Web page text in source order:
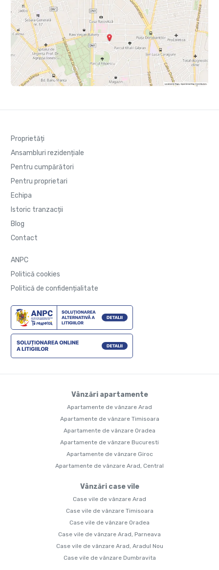
Proprietăți
Ansambluri rezidențiale
Pentru cumpărători
Pentru proprietari
Echipa
Istoric tranzacții
Blog
Contact
ANPC
Politică cookies
Politică de confidențialitate
Vânzări apartamente
Apartamente de vânzare Arad
Apartamente de vânzare Timisoara
Apartamente de vânzare Oradea
Apartamente de vânzare Bucuresti
Apartamente de vânzare Giroc
Apartamente de vânzare Arad, Central
Vânzări case vile
Case vile de vânzare Arad
Case vile de vânzare Timisoara
Case vile de vânzare Oradea
Case vile de vânzare Arad, Parneava
Case vile de vânzare Arad, Aradul Nou
Case vile de vânzare Dumbravita